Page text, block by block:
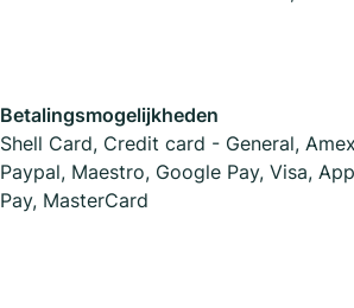
Betalingsmogelijkheden
Shell Card, Credit card - General,
Paypal, Maestro, Google Pay, Visa,
Pay, MasterCard